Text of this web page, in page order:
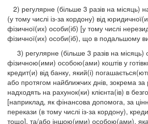
2) регулярне (більше 3 разів на місяць)
(у тому числі із-за кордону) від
фізичної(их) особи(іб) [у тому числі
фізичної(их) особи(іб), що в подальшому
3) регулярне (більше 3 разів на місяць)
фізичною(ими) особою(ами) коштів у
кредит(и) від банку, який(і)
або протягом найближчих днів, зокрема
надходять на рахунок(ки) клієнта(ів) в
[наприклад, як фінансова допомога, за
перекази (в тому числі із-за кордону),
тощо], та/або іншою(ими) особою(ами),